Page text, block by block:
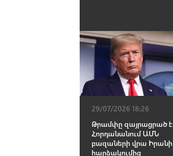
29/07/2026 18:26
Թրամփը զայրացրած է
Հորդանանում ԱՄՆ
բազաների վրա Իրանի
հարձակումից